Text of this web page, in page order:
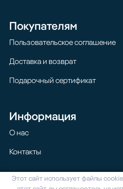
Покупателям
Пользовательское соглашение
Доставка и возврат
Подарочный сертификат
Информация
О нас
Контакты
© 2024 Homilton. Все
Этот сайт использует файлы